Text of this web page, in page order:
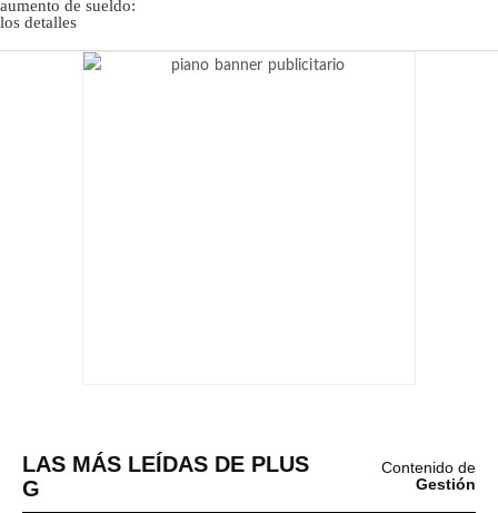
LAS MÁS LEÍDAS DE PLUS
G
Contenido de
Gestión